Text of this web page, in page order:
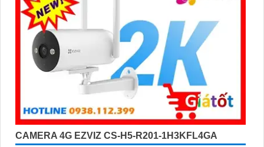
CAMERA 4G EZVIZ CS-H5-R201-1H3KFL4GA